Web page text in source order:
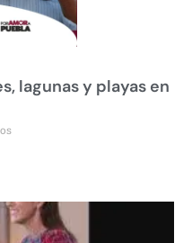
lagunas y playas en